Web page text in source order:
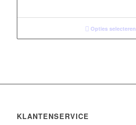
Luxuriuous Gift Sets
Ref stockholm Box
Opties selecteren
KLANTENSERVICE